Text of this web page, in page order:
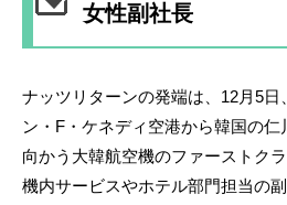
女性副社長
ナッツリターンの発端は、12月5日
ン・F・ケネディ空港から韓国の
向かう大韓航空機のファーストク
機内サービスやホテル部門担当の